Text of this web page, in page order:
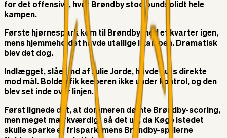
for det offensive, hvor Brøndby stod bundsolidt hele
kampen.
Første hjørnespark kom til Brøndby med et kvarter igen,
mens hjemmeholdet havde utallige i kampen. Dramatisk
blev det dog.
Indlægget, slået ind af Julie Jorde, havde kurs direkte
mod mål. Bolden fik keeperen ikke under kontrol, og den
blev set inde over linjen.
Først lignede det, at dommeren dømte Brøndby-scoring,
men meget mærkværdigt så det ud, da Køge istedet
skulle sparke et frispark, mens Brøndby-spillerne